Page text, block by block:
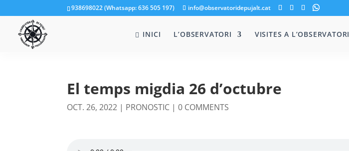
938698022 (Whatsapp: 636 505 197) info@observatoridepujalt.cat
INICI L’OBSERVATORI VISITES A L’OBSERVATORI
El temps migdia 26 d’octubre
OCT. 26, 2022 | PRONOSTIC |0 COMMENTS